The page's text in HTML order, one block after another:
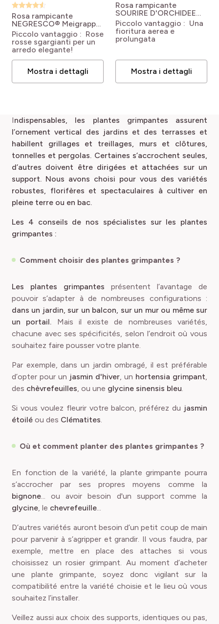
Rosa rampicante
NEGRESCO® Meigrappo
Rosa 'Meigrappo'
NEGRESCO®
Piccolo vantaggio : Rose
rosse sgargianti per un
arredo elegante!
Mostra i dettagli
Rosa rampicante
SOURIRE D'ORCHIDEE
Crochetdit Rosa
'Crochetdit' SOURIRE
D'ORCHIDEE
Piccolo vantaggio : Una
fioritura aerea e
prolungata
Mostra i dettagli
Indispensables, les plantes grimpantes assurent
l’ornement vertical des jardins et des terrasses et
habillent grillages et treillages, murs et clôtures,
tonnelles et pergolas. Certaines s’accrochent seules,
d’autres doivent être dirigées et attachées sur un
support. Nous avons choisi pour vous des variétés
robustes, florifères et spectaculaires à cultiver en
pleine terre ou en bac.
Les 4 conseils de nos spécialistes sur les plantes
grimpantes :
Comment choisir des plantes grimpantes ?
Les plantes grimpantes présentent l’avantage de
pouvoir s’adapter à de nombreuses configurations :
dans un jardin, sur un balcon, sur un mur ou même sur
un portail. Mais il existe de nombreuses variétés,
chacune avec ses spécificités, selon l’endroit où vous
souhaitez faire pousser votre plante.
Par exemple, dans un jardin ombragé, il est préférable
d’opter pour un jasmin d'hiver, un hortensia grimpant,
des chèvrefeuilles, ou une glycine sinensis bleu.
Si vous voulez fleurir votre balcon, préférez du jasmin
étoilé ou des Clématites.
Où et comment planter des plantes grimpantes ?
En fonction de la variété, la plante grimpante pourra
s’accrocher par ses propres moyens comme la
bignone... ou avoir besoin d'un support comme la
glycine, le chevrefeuille...
D’autres variétés auront besoin d’un petit coup de main
pour parvenir à s’agripper et grandir. Il vous faudra, par
exemple, mettre en place des attaches si vous
choisissez un rosier grimpant. Au moment d’acheter
une plante grimpante, soyez donc vigilant sur la
compatibilité entre la variété choisie et le lieu où vous
souhaitez l’installer.
Veillez aussi aux choix des supports, identiques ou pas,